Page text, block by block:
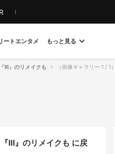
ートエンタメ もっと見る
Ⅲ』のリメイクも （画像ギャラリー 1 / 1）『ドラ
Ⅲ』のリメイクも に戻